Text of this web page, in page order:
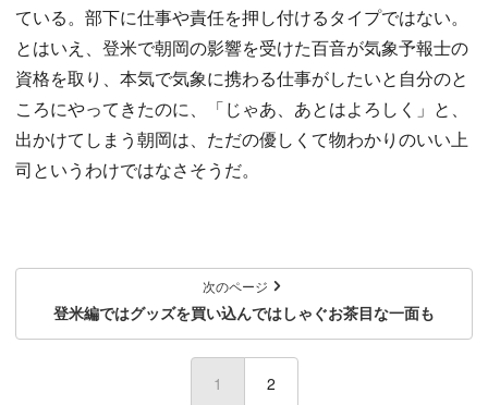
ている。部下に仕事や責任を押し付けるタイプではない。
とはいえ、登米で朝岡の影響を受けた百音が気象予報士の
資格を取り、本気で気象に携わる仕事がしたいと自分のと
ころにやってきたのに、「じゃあ、あとはよろしく」と、
出かけてしまう朝岡は、ただの優しくて物わかりのいい上
司というわけではなさそうだ。
次のページ
登米編ではグッズを買い込んではしゃぐお茶目な一面も
1 (current)
2